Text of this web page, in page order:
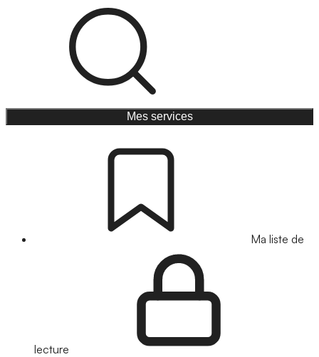
Mes services
Ma liste de
lecture